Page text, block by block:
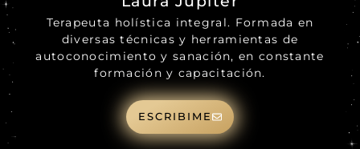
Terapeuta holística integral. Formada en
diversas técnicas y herramientas de
autoconocimiento y sanación, en constante
formación y capacitación.
ESCRIBIME